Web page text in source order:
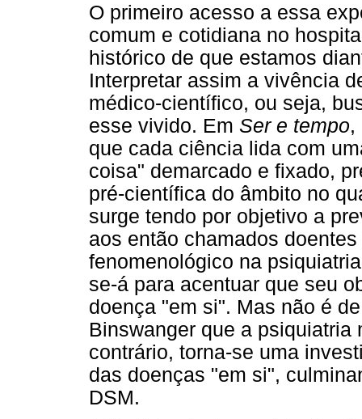
O primeiro acesso a essa
comum e cotidiana no
histórico de que estamos
Interpretar assim a vivência
médico-científico, ou seja,
esse vivido. Em Ser e tempo,
que cada ciência lida com
coisa" demarcado e fixado,
pré-científica do âmbito no
surge tendo por objetivo a
aos então chamados
fenomenológico na
se-á para acentuar que seu
doença "em si". Mas não é
Binswanger que a
contrário, torna-se uma
das doenças "em si",
DSM.